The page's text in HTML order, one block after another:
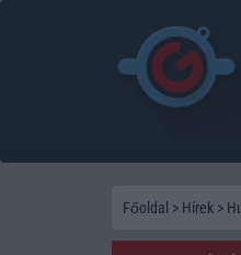
Főoldal > Hírek >